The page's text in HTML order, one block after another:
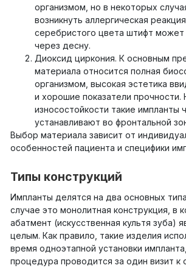
организмом, но в некоторых
возникнуть аллергическая
серебристого цвета штифт может
через десну.
Диоксид циркония. К основным
материала относится полная
организмом, высокая эстетика
и хорошие показатели прочности.
износостойкости такие импланты
устанавливают во фронтальной
Выбор материала зависит от
особенностей пациента и специфики
Типы конструкций
Импланты делятся на два основных
случае это монолитная конструкция, в
абатмент (искусственная культя зуба)
целым. Как правило, такие изделия
время одноэтапной установки
процедура проводится за один визит к